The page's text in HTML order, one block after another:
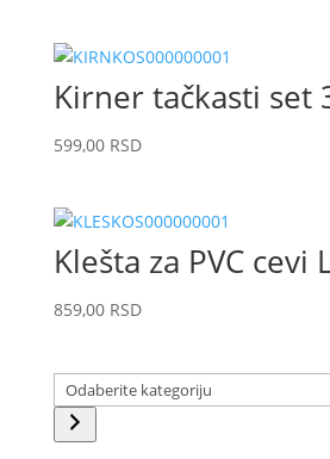
Kirner tačkasti set
599,00 RSD
Klešta za PVC cevi
859,00 RSD
Odaberite
kategoriju